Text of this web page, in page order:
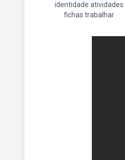
identidade atividades
fichas trabalhar